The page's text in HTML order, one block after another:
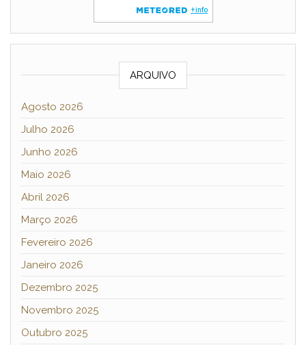
ARQUIVO
Agosto 2026
Julho 2026
Junho 2026
Maio 2026
Abril 2026
Março 2026
Fevereiro 2026
Janeiro 2026
Dezembro 2025
Novembro 2025
Outubro 2025